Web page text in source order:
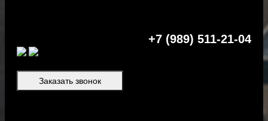
+7 (989) 511-21-04
Заказать звонок